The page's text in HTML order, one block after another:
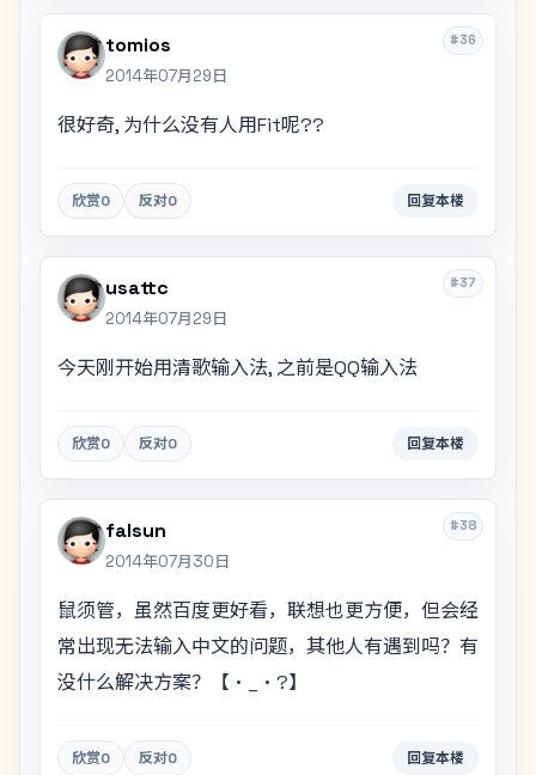
#36
tomios
2014年07月29日
很好奇, 为什么没有人用Fit呢??
欣赏0 反对0 回复本楼
#37
usattc
2014年07月29日
今天刚开始用清歌输入法, 之前是QQ输入法
欣赏0 反对0 回复本楼
#38
falsun
2014年07月30日
鼠须管，虽然百度更好看，联想也更方便，但会经
常出现无法输入中文的问题，其他人有遇到吗？有
没什么解决方案？【・_・?】
欣赏0 反对0 回复本楼